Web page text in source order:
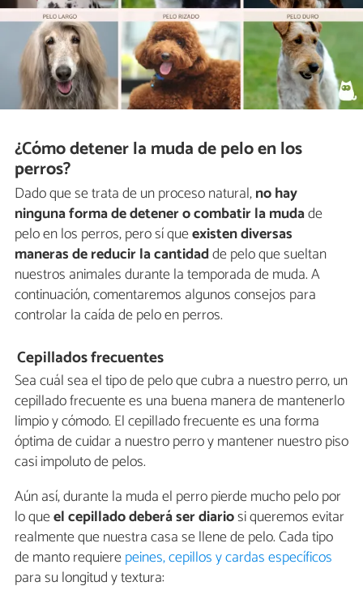
¿Cómo detener la muda de pelo en los
perros?
Dado que se trata de un proceso natural,no hay
ninguna forma de detener o combatir la mudade
pelo en los perros, pero sí queexisten diversas
maneras de reducir la cantidadde pelo que sueltan
nuestros animales durante la temporada de muda. A
continuación, comentaremos algunos consejos para
controlar la caída de pelo en perros.
Cepillados frecuentes
Sea cuál sea el tipo de pelo que cubra a nuestro perro, un
cepillado frecuente es una buena manera de mantenerlo
limpio y cómodo. El cepillado frecuente es una forma
óptima de cuidar a nuestro perro y mantener nuestro piso
casi impoluto de pelos.
Aún así, durante la muda el perro pierde mucho pelo por
lo queel cepillado deberá ser diariosi queremos evitar
realmente que nuestra casa se llene de pelo. Cada tipo
de manto requierepeines, cepillos y cardas específicos
para su longitud y textura: